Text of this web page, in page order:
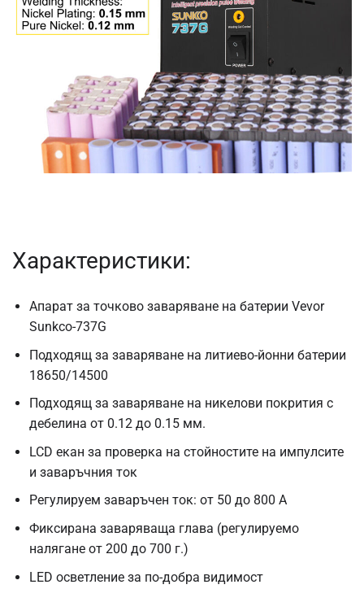
Характеристики:
Апарат за точково заваряване на батерии Vevor
Sunkco-737G
Подходящ за заваряване на литиево-йонни батерии
18650/14500
Подходящ за заваряване на никелови покрития с
дебелина от 0.12 до 0.15 мм.
LCD екан за проверка на стойностите на импулсите
и заваръчния ток
Регулируем заваръчен ток: от 50 до 800 A
Фиксирана заваряваща глава (регулируемо
налягане от 200 до 700 г.)
LED осветление за по-добра видимост